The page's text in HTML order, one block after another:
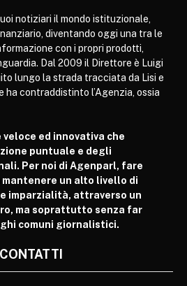
notiziari il mondo istituzionale,
diventando oggi una tra le
con i propri prodotti,
Dal 2009 il Direttore è Luigi
lungo la strada tracciata da Lisi e
ha contraddistinto l’Agenzia, ossia
ed innovativa che
puntuale e degli
Per noi di Agenparl, fare
un alto livello di
imparzialità, attraverso un
ma soprattutto senza far
comuni giornalistici.
CONTATTI